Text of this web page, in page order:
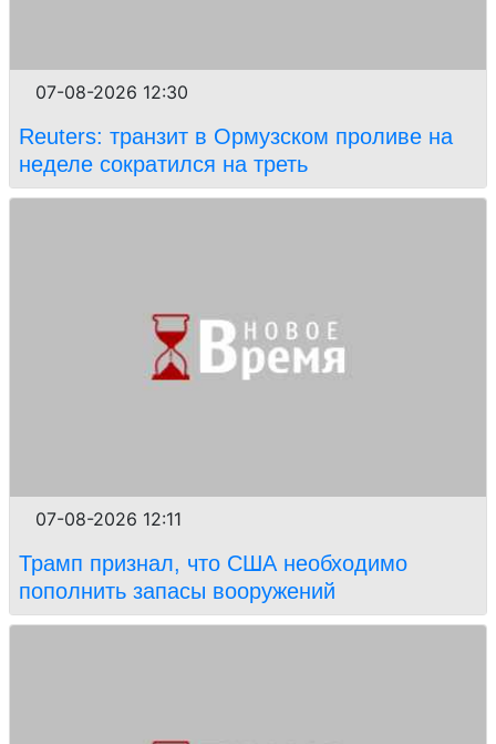
07-08-2026 12:30
Reuters: транзит в Ормузском проливе на
неделе сократился на треть
07-08-2026 12:11
Трамп признал, что США необходимо
пополнить запасы вооружений